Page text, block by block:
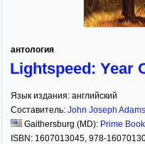
антология
Lightspeed: Year
Язык издания: английский
Составитель: John Joseph Adams
Gaithersburg (MD): Prime
ISBN: 1607013045, 978-